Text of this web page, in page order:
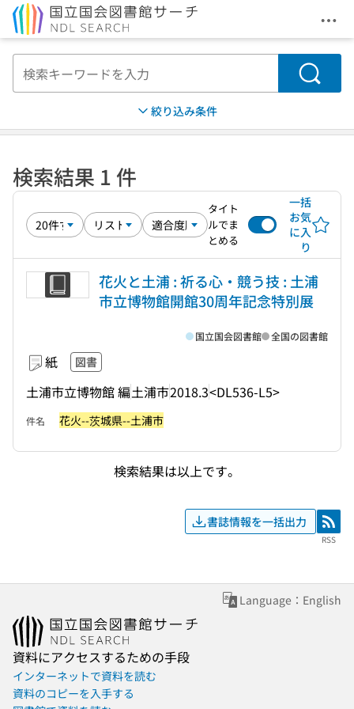
メ
検索
絞り込み条件
検索結果 1 件
タイト
ルでま
とめる
一括
お気
に入
り
花火と土浦 : 祈る心・競う技 : 土浦
市立博物館開館30周年記念特別展
紙 図書
土浦市立博物館 編土浦市2018.3<DL536-L5>
国立国会図書館 全国の図書館
件名 花火--茨城県--土浦市
検索結果は以上です。
書誌情報を一括出力 RSS
RSS
Language：English
資料にアクセスするための手段
インターネットで資料を読む
資料のコピーを入手する